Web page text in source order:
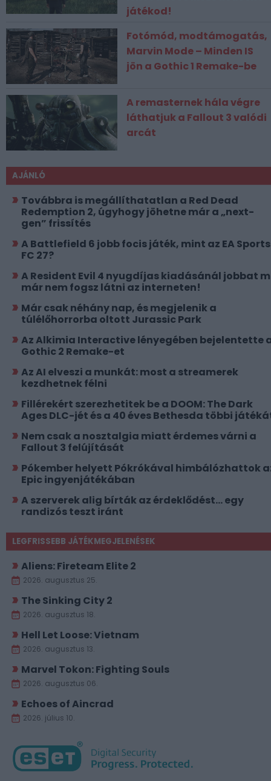
játékod!
Fotómód, modtámogatás,
Marvin Mode – Minden IS
jön a Gothic 1 Remake-be
A remasternek hála végre
láthatjuk a Fallout 3 valódi
arcát
AJÁNLÓ
Továbbra is megállíthatatlan a Red Dead
Redemption 2, úgyhogy jöhetne már a „next-
gen” frissítés
A Battlefield 6 jobb focis játék, mint az EA Sports
FC 27?
A Resident Evil 4 nyugdíjas kiadásánál jobbat
már nem fogsz látni az interneten!
Már csak néhány nap, és megjelenik a
túlélőhorrorba oltott Jurassic Park
Az Alkimia Interactive lényegében bejelentette
Gothic 2 Remake-et
Az AI elveszi a munkát: most a streamerek
kezdhetnek félni
Fillérekért szerezhetitek be a DOOM: The Dark
Ages DLC-jét és a 40 éves Bethesda többi
Nem csak a nosztalgia miatt érdemes várni a
Fallout 3 felújítását
Pókember helyett Pókrókával himbálózhattok
Epic ingyenjátékában
A szerverek alig bírták az érdeklődést... egy
randizós teszt iránt
LEGFRISSEBB JÁTÉKMEGJELENÉSEK
Aliens: Fireteam Elite 2
2026. augusztus 25.
The Sinking City 2
2026. augusztus 18.
Hell Let Loose: Vietnam
2026. augusztus 13.
Marvel Tokon: Fighting Souls
2026. augusztus 06.
Echoes of Aincrad
2026. július 10.